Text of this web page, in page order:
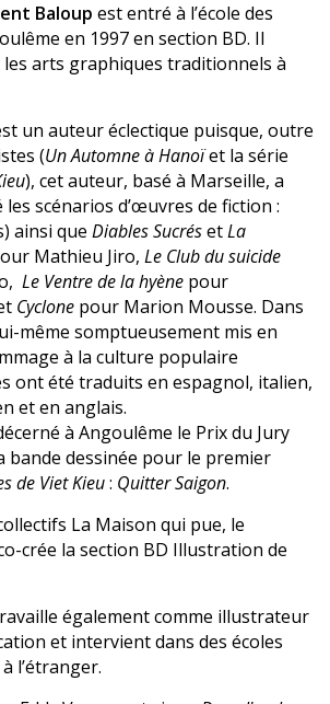
Baloup est entré à l’école des
en 1997 en section BD. Il
arts graphiques traditionnels à
un auteur éclectique puisque, outre
(Un Automne à Hanoïet la série
), cet auteur, basé à Marseille, a
scénarios d’œuvres de fiction :
ainsi que Diables SucrésetLa
Mathieu Jiro, Le Club du suicide
Le Ventre de la hyène pour
Cyclone pour Marion Mousse. Dans
même somptueusement mis en
à la culture populaire
ont été traduits en espagnol, italien,
et en anglais.
à Angoulême le Prix du Jury
bande dessinée pour le premier
de Viet Kieu: Quitter Saigon.
La Maison qui pue, le
crée la section BD Illustration de
également comme illustrateur
et intervient dans des écoles
l’étranger.